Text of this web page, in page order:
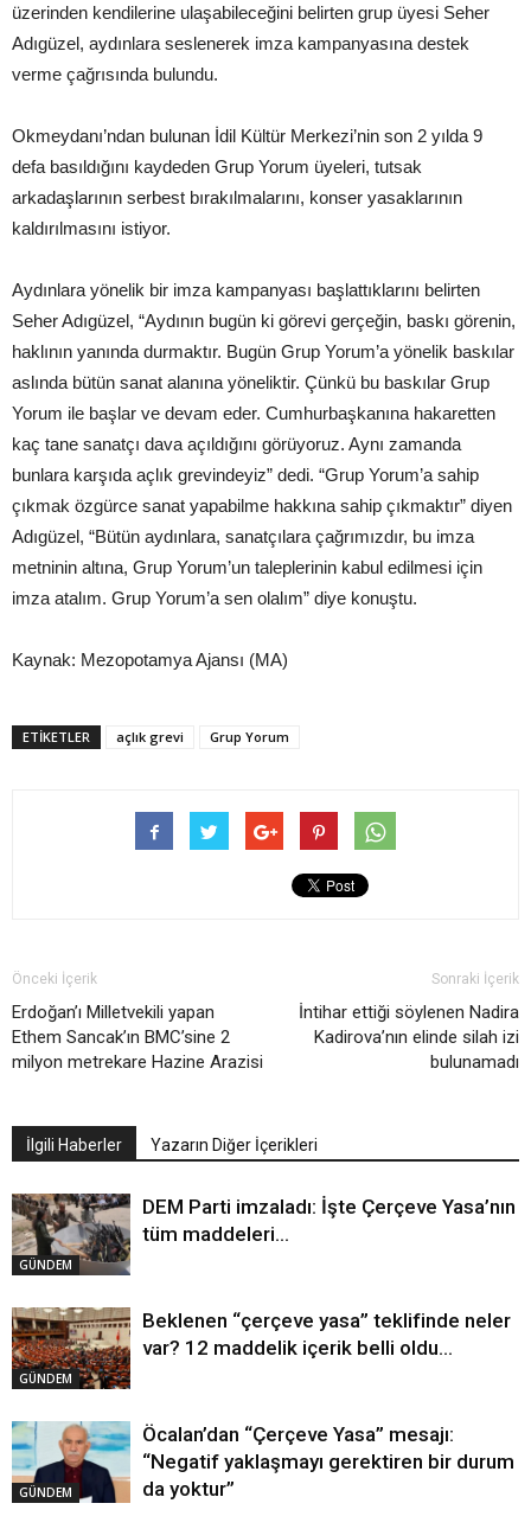
üzerinden kendilerine ulaşabileceğini belirten grup üyesi Seher
Adıgüzel, aydınlara seslenerek imza kampanyasına destek
verme çağrısında bulundu.
Okmeydanı’ndan bulunan İdil Kültür Merkezi’nin son 2 yılda 9
defa basıldığını kaydeden Grup Yorum üyeleri, tutsak
arkadaşlarının serbest bırakılmalarını, konser yasaklarının
kaldırılmasını istiyor.
Aydınlara yönelik bir imza kampanyası başlattıklarını belirten
Seher Adıgüzel, “Aydının bugün ki görevi gerçeğin, baskı görenin,
haklının yanında durmaktır. Bugün Grup Yorum’a yönelik baskılar
aslında bütün sanat alanına yöneliktir. Çünkü bu baskılar Grup
Yorum ile başlar ve devam eder. Cumhurbaşkanına hakaretten
kaç tane sanatçı dava açıldığını görüyoruz. Aynı zamanda
bunlara karşıda açlık grevindeyiz” dedi. “Grup Yorum’a sahip
çıkmak özgürce sanat yapabilme hakkına sahip çıkmaktır” diyen
Adıgüzel, “Bütün aydınlara, sanatçılara çağrımızdır, bu imza
metninin altına, Grup Yorum’un taleplerinin kabul edilmesi için
imza atalım. Grup Yorum’a sen olalım” diye konuştu.
Kaynak: Mezopotamya Ajansı (MA)
ETIKETLER açlık grevi Grup Yorum
Önceki İçerik
Erdoğan’ı Milletvekili yapan
Ethem Sancak’ın BMC’sine 2
milyon metrekare Hazine Arazisi
Sonraki İçerik
İntihar ettiği söylenen Nadira
Kadirova’nın elinde silah izi
bulunamadı
İlgili Haberler Yazarın Diğer İçerikleri
GÜNDEM
DEM Parti imzaladı: İşte Çerçeve Yasa’nın
tüm maddeleri…
GÜNDEM
Beklenen “çerçeve yasa” teklifinde neler
var? 12 maddelik içerik belli oldu…
GÜNDEM
Öcalan’dan “Çerçeve Yasa” mesajı:
“Negatif yaklaşmayı gerektiren bir durum
da yoktur”